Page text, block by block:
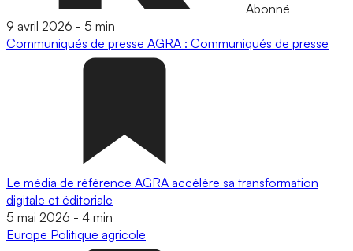
Abonné
9 avril 2026 - 5 min
Communiqués de presse AGRA : Communiqués de presse
Le média de référence AGRA accélère sa transformation
digitale et éditoriale
5 mai 2026 - 4 min
Europe Politique agricole